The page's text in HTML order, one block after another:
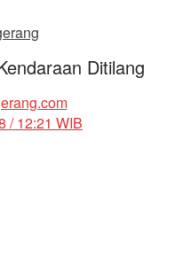
Ditilang
/ 12:21 WIB